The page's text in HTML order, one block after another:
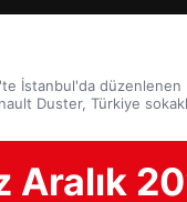
İstanbul'da düzenlenen
Duster, Türkiye
Aralık